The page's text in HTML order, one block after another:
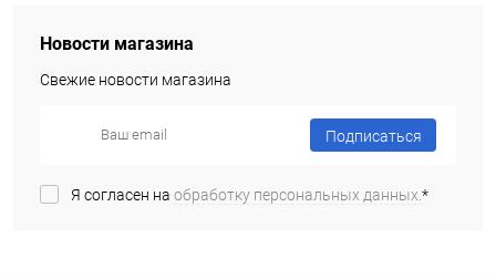
Новости магазина
Свежие новости магазина
Подписаться
Я согласен на обработку персональных данных.*